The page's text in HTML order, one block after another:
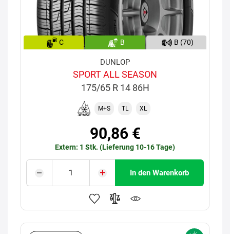
C B B (70)
DUNLOP
SPORT ALL SEASON
175/65 R 14 86H
M+S TL XL
90,86 €
Extern: 1 Stk. (Lieferung 10-16 Tage)
In den Warenkorb